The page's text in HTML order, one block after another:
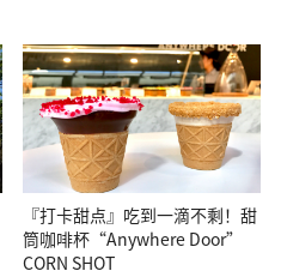
『打卡甜点』吃到一滴不剩！甜
筒咖啡杯“Anywhere Door”
CORN SHOT